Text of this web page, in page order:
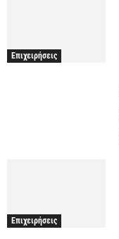
Επιχειρήσεις
Επιχειρήσεις